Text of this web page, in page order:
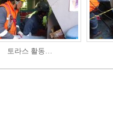
토라스 활동…